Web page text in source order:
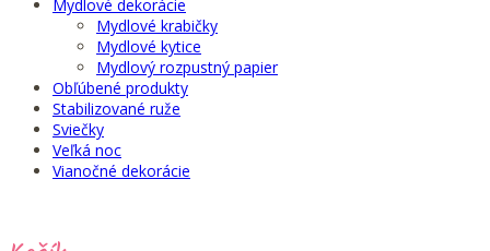
Mydlové dekorácie
Mydlové krabičky
Mydlové kytice
Mydlový rozpustný papier
Obľúbené produkty
Stabilizované ruže
Sviečky
Veľká noc
Vianočné dekorácie